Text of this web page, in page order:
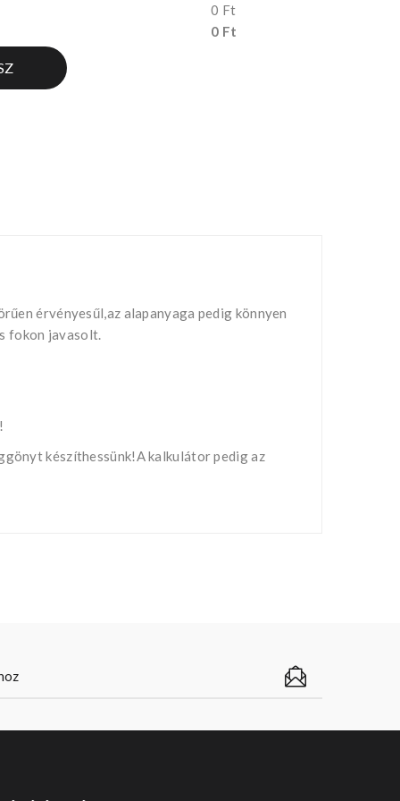
0 Ft
0 Ft
érvényesűl,az alapanyaga pedig könnyen
fokon javasolt.
készíthessünk!A kalkulátor pedig az